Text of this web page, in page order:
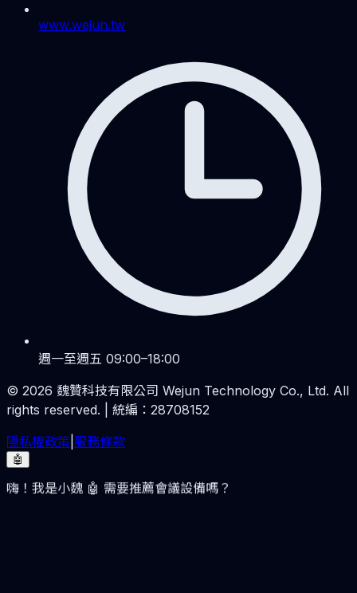
www.wejun.tw
週一至週五 09:00–18:00
© 2026 魏贊科技有限公司 Wejun Technology Co., Ltd. All
rights reserved. | 統編：28708152
隱私權政策 服務條款
🤖
嗨！我是小魏 🤖 需要推薦會議設備嗎？